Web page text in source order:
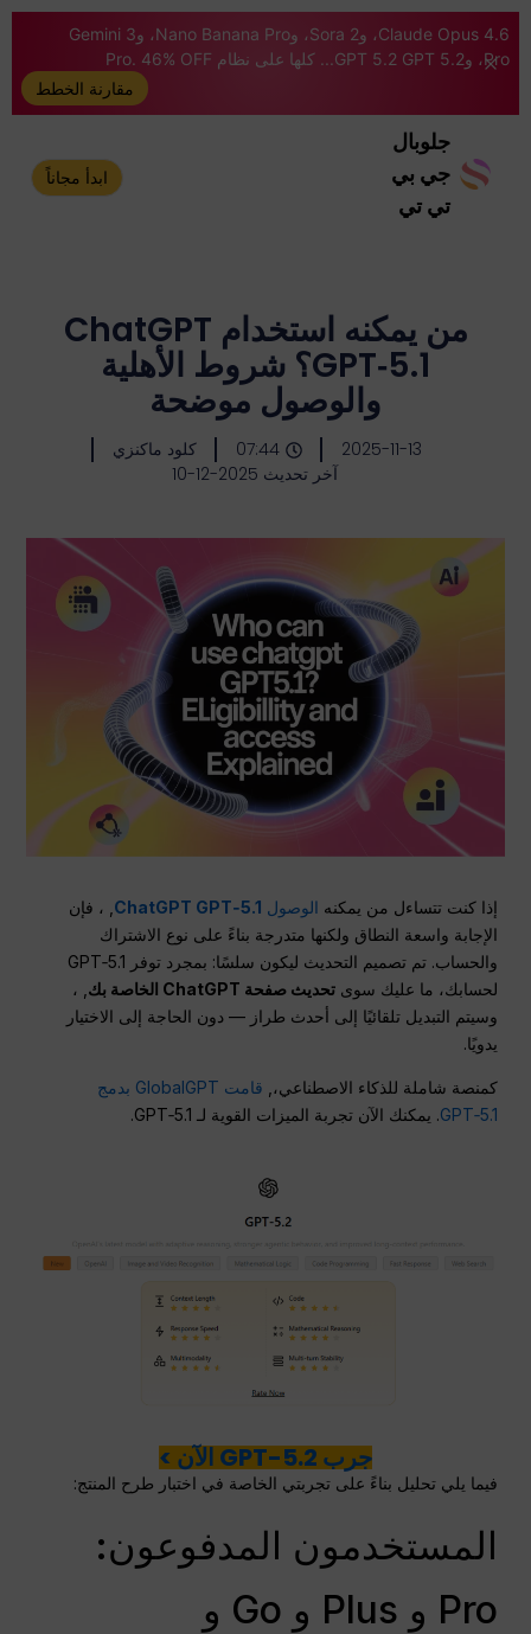
Claude Opus 4.6، وSora 2، وNano Banana Pro، وGemini 3
Pro، وGPT 5.2 GPT 5.2... كلها على نظام Pro. 46% OFF
مقارنة الخطط
جلوبال
جي بي
تي تي
ابدأ مجاناً
من يمكنه استخدام ChatGPT
GPT‑5.1؟ شروط الأهلية
والوصول موضحة
2025-11-13
07:44
كلود ماكنزي
آخر تحديث 2025-12-10
إذا كنت تتساءل من يمكنه الوصول ChatGPT GPT‑5.1 , ، فإن
الإجابة واسعة النطاق ولكنها متدرجة بناءً على نوع الاشتراك
والحساب. تم تصميم التحديث ليكون سلسًا: بمجرد توفر GPT‑5.1
لحسابك، ما عليك سوىتحديث صفحة ChatGPT الخاصة بك
, ،
وسيتم التبديل تلقائيًا إلى أحدث طراز — دون الحاجة إلى الاختيار
يدويًا.
كمنصة شاملة للذكاء الاصطناعي،,
قامت GlobalGPT بدمج
GPT‑5.1. يمكنك الآن تجربة الميزات القوية لـ GPT‑5.1.
جرب GPT-5.2 الآن >
فيما يلي تحليل بناءً على تجربتي الخاصة في اختبار طرح المنتج:
المستخدمون المدفوعون:
Pro و Plus و Go و